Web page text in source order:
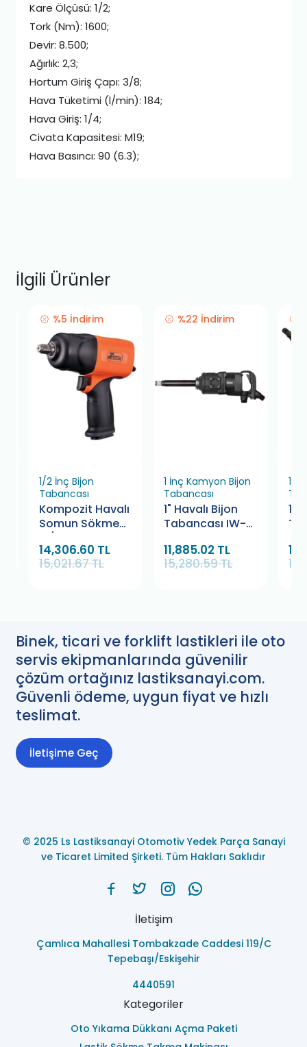
Kare Ölçüsü: 1/2;
Tork (Nm): 1600;
Devir: 8.500;
Ağırlık: 2,3;
Hortum Giriş Çapı: 3/8;
Hava Tüketimi (l/min): 184;
Hava Giriş: 1/4;
Civata Kapasitesi: M19;
Hava Basıncı: 90 (6.3);
İlgili Ürünler
%5 İndirim
1/2 İnç Bijon
Tabancası
Kompozit Havalı
Somun Sökme
-1/2” 1750 Tork
Retta RHS1750
14,306.60 TL
15,021.67 TL
%22 İndirim
1 İnç Kamyon Bijon
Tabancası
1" Havalı Bijon
Tabancası IW-
(Sappower)
11,885.02 TL
15,280.59 TL
1
1"
Binek, ticari ve forklift lastikleri ile oto
servis ekipmanlarında güvenilir
çözüm ortağınız lastiksanayi.com.
Güvenli ödeme, uygun fiyat ve hızlı
teslimat.
İletişime Geç
© 2025 Ls Lastiksanayi Otomotiv Yedek Parça Sanayi
ve Ticaret Limited Şirketi. Tüm Hakları Saklıdır
İletişim
Çamlıca Mahallesi Tombakzade Caddesi 119/C
Tepebaşı/Eskişehir
4440591
Kategoriler
Oto Yıkama Dükkanı Açma Paketi